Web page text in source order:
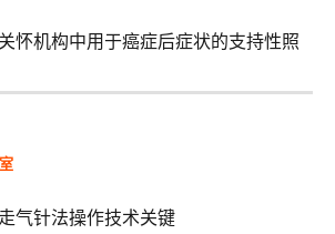
怀机构中用于癌症后症状的支持性照
气针法操作技术关键